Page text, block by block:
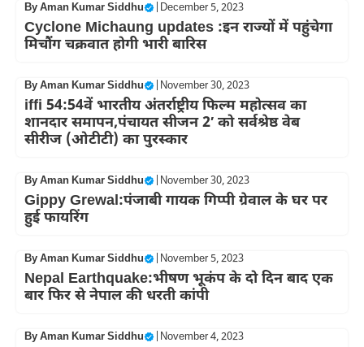
ByAman Kumar Siddhu December 5, 2023
Cyclone Michaung updates :इन राज्यों में पहुंचेगा
मिचौंग चक्रवात होगी भारी बारिस
ByAman Kumar Siddhu November 30, 2023
iffi 54:54वें भारतीय अंतर्राष्ट्रीय फिल्म महोत्सव का
शानदार समापन,पंचायत सीजन 2′ को सर्वश्रेष्ठ वेब
सीरीज (ओटीटी) का पुरस्कार
ByAman Kumar Siddhu November 30, 2023
Gippy Grewal:पंजाबी गायक गिप्पी ग्रेवाल के घर पर
हुई फायरिंग
ByAman Kumar Siddhu November 5, 2023
Nepal Earthquake:भीषण भूकंप के दो दिन बाद एक
बार फिर से नेपाल की धरती कांपी
ByAman Kumar Siddhu November 4, 2023